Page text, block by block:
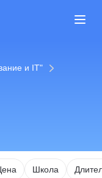
и IT"
Школа